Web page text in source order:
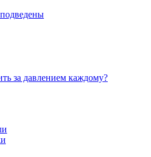
за давлением каждому?